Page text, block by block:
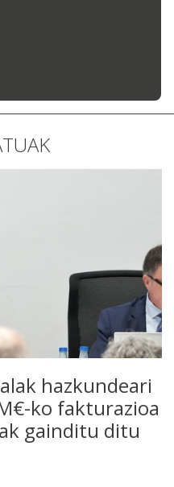
hazkundeari
ko fakturazioa
gainditu ditu